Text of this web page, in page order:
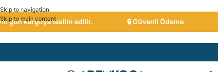
Skip to navigation
Skip to main content
gün kargoya teslim edilir. 🔒 Güvenli Ödeme